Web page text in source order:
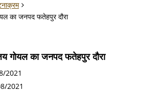
का जनपद फतेहपुर दौरा
गोयल का जनपद फतेहपुर दौरा
2021
2021